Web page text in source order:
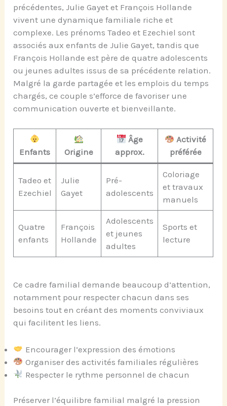
précédentes, Julie Gayet et François Hollande
vivent une dynamique familiale riche et
complexe. Les prénoms Tadeo et Ezechiel sont
associés aux enfants de Julie Gayet, tandis que
François Hollande est père de quatre adolescents
ou jeunes adultes issus de sa précédente relation.
Malgré la garde partagée et les emplois du temps
chargés, ce couple s’efforce de favoriser une
communication ouverte et bienveillante.
Enfants Origine
Âge
approx.
Activité
préférée
Tadeo et
Ezechiel
Julie
Gayet
Pré-
adolescents
Coloriage
et travaux
manuels
Quatre
enfants
François
Hollande
Adolescents
et jeunes
adultes
Sports et
lecture
Ce cadre familial demande beaucoup d’attention,
notamment pour respecter chacun dans ses
besoins tout en créant des moments conviviaux
qui facilitent les liens.
Encourager l’expression des émotions
Organiser des activités familiales régulières
Respecter le rythme personnel de chacun
Préserver l’équilibre familial malgré la pression